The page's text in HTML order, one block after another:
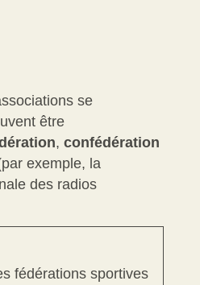
se
être
, confédération
exemple, la
des radios
fédérations sportives